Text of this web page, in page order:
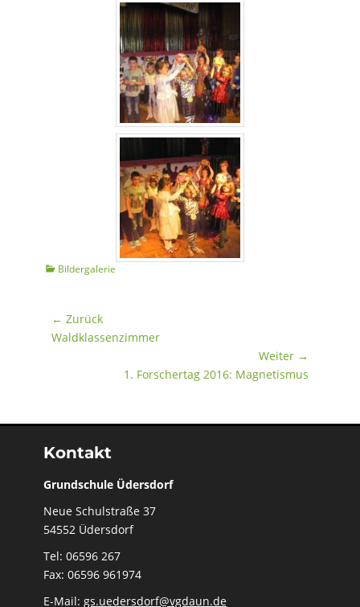
Kategorien
Bildergalerie
Beitragsnavigation
← Zurück
Vorheriger
Waldklassenzimmer
Weiter →
1. Forschertag 2016: Magnetismus
Kontakt
Grundschule Üdersdorf
Neue Schulstraße 37
54552 Üdersdorf
Tel: 06596 267
Fax: 06596 961974
E-Mail: gs.uedersdorf@vgdaun.de